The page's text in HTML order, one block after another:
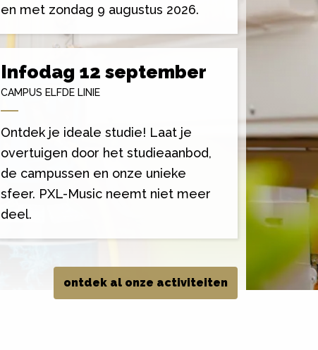
en met zondag 9 augustus 2026.
Infodag 12 september
CAMPUS ELFDE LINIE
Ontdek je ideale studie! Laat je
overtuigen door het studieaanbod,
de campussen en onze unieke
sfeer. PXL-Music neemt niet meer
deel.
ontdek al onze activiteiten